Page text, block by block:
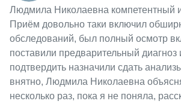
Людмила Николаевна компетентный
Приём довольно таки включил
обследований, был полный осмотр
поставили предварительный диагноз
подтвердить назначили сдать
внятно, Людмила Николаевна
несколько раз, пока я не поняла,